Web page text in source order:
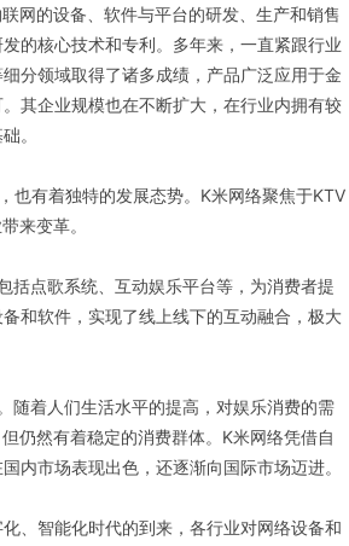
网的设备、软件与平台的研发、生产和销售
的核心技术和专利。多年来，一直紧跟行业
分领域取得了诸多成绩，产品广泛应用于金
其企业规模也在不断扩大，在行业内拥有较
。
也有着独特的发展态势。K米网络聚焦于KTV
来变革。
括点歌系统、互动娱乐平台等，为消费者提
和软件，实现了线上线下的互动融合，极大
随着人们生活水平的提高，对娱乐消费的需
仍然有着稳定的消费群体。K米网络凭借自
内市场表现出色，还逐渐向国际市场迈进。
、智能化时代的到来，各行业对网络设备和